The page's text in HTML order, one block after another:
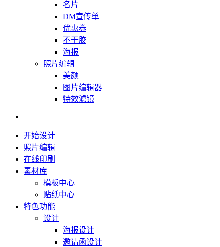
名片
DM宣传单
优惠券
不干胶
海报
照片编辑
美颜
图片编辑器
特效滤镜
开始设计
照片编辑
在线印刷
素材库
模板中心
贴纸中心
特色功能
设计
海报设计
邀请函设计